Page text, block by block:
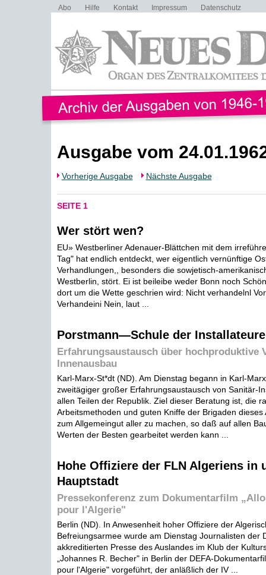
Abo Hilfe Kontakt Impressum Datenschutz
Ausgabe vom
Vorherige Ausgabe Nächste Ausgabe
SEITE 1
Wer stört wen?
EU» Westberliner Adenauer-Blättchen mit dem
Tag" hat endlich entdeckt, wer eigentlich vernünftige
Verhandlungen,, besonders die sowjetisch-
Westberlin, stört. Ei ist beileibe weder Bonn noch
dort um die Wette geschrien wird: Nicht verhandelnl
Verhandeini Nein, laut ...
Porstmann—Schule der Installateure
Erfahrungsaustausch über hochproduktive
Innenausbau
Karl-Marx-St*dt (ND). Am Dienstag begann in Karl-
zweitägiger großer Erfahrungsaustausch von Sanitär-
allen Teilen der Republik. Ziel dieser Beratung ist, die
Arbeitsmethoden und guten Kniffe der Brigaden dieses
zum Allgemeingut aller zu machen, so daß auf allen
Werten der Besten gearbeitet werden kann ...
Hohe Offiziere der FLN Algeriens in
Hauptstadt
Pressekonferenz zum Dokumentarfilm
pour l'Algerie"
Berlin (ND). In Anwesenheit hoher Offiziere der
Befreiungsarmee wurde am Dienstag Journalisten der
akkreditierten Presse des Auslandes im Klub der
„Johannes R. Becher" in Berlin der DEFA-
pour l'Algerie" vorgeführt, der anläßlich der IV ...